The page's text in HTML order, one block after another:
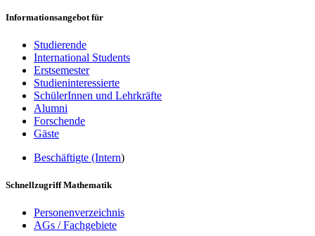
Informationsangebot für
Studierende
International Students
Erstsemester
Studieninteressierte
SchülerInnen und Lehrkräfte
Alumni
Forschende
Gäste
Beschäftigte (Intern)
Schnellzugriff Mathematik
Personenverzeichnis
AGs / Fachgebiete